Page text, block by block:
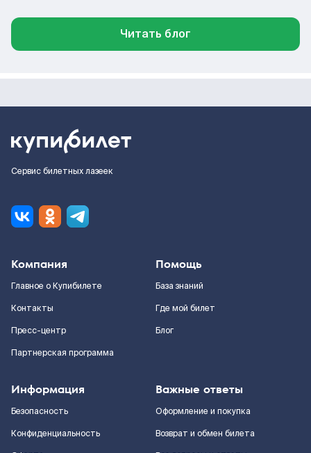
Читать блог
Сервис билетных лазеек
Компания
Главное о Купибилете
Контакты
Пресс-центр
Партнерская программа
Помощь
База знаний
Где мой билет
Блог
Информация
Безопасность
Конфиденциальность
Важные ответы
Оформление и покупка
Возврат и обмен билета